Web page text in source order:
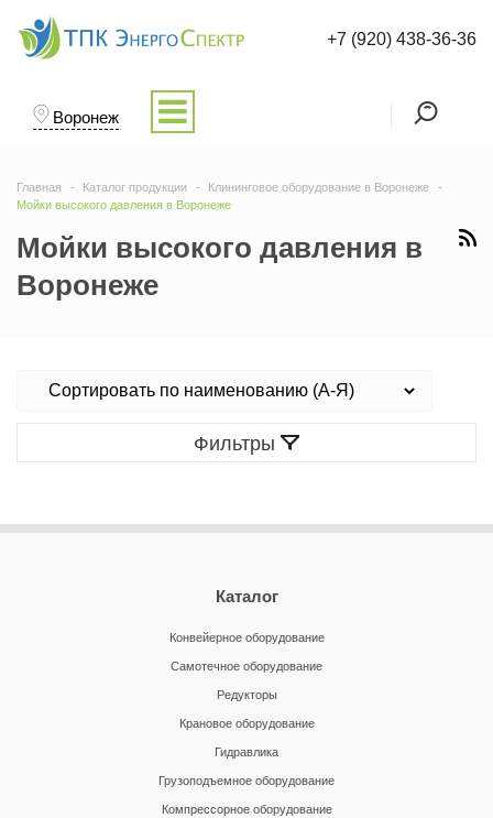
Воронеж
+7 (920) 438-36-36
Главная Каталог продукции
Клининговое оборудование в Воронеже
Мойки высокого давления в Воронеже
Мойки высокого давления в
Воронеже
Фильтры
Каталог
Конвейерное оборудование
Самотечное оборудование
Редукторы
Крановое оборудование
Гидравлика
Грузоподъемное оборудование
Компрессорное оборудование